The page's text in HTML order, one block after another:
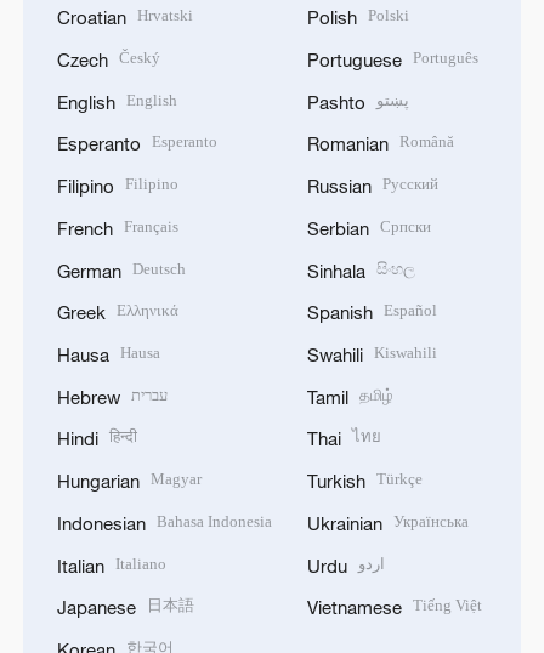
Croatian Hrvatski
Czech Český
English English
Esperanto Esperanto
Filipino Filipino
French Français
German Deutsch
Greek Ελληνικά
Hausa Hausa
Hebrew עברית
Hindi हिन्दी
Hungarian Magyar
Indonesian Bahasa Indonesia
Italian Italiano
Japanese 日本語
한국어
Polish Polski
Portuguese Português
Pashto پښتو
Romanian Română
Russian Русский
Serbian Српски
Sinhala සිංහල
Spanish Español
Swahili Kiswahili
Tamil தமிழ்
Thai ไทย
Turkish Türkçe
Ukrainian Українська
Urdu اردو
Vietnamese Tiếng Việt